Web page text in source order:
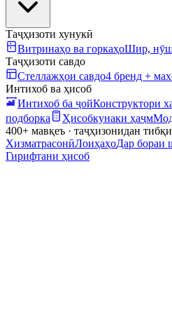
Таҷҳизоти хунукӣ
Витринаҳо ва горкаҳоШир,
Таҷҳизоти савдо
Стеллажҳои савдо4 бренд +
Интихоб ва ҳисоб
Интихоб ба ҷойКонструктори
подборка
Ҳисобкунаки ҳаҷм
400+ мавқеъ · таҷҳизонидан
ХизматрасонӣЛоиҳаҳоДар бораи
Гирифтани ҳисоб